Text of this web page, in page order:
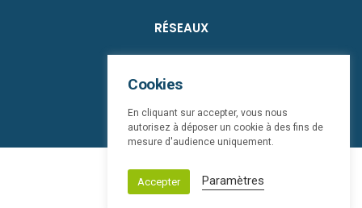
RÉSEAUX
© Saint-Martin-Boulogne 2026
Cookies
En cliquant sur accepter, vous nous
autorisez à déposer un cookie à des fins de
mesure d'audience uniquement.
Accepter Paramètres